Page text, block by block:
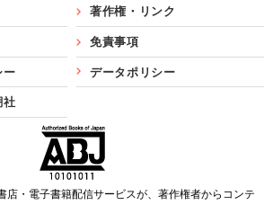
著作権・リンク
免責事項
ー データポリシー
社
店・電子書籍配信サービスが、著作権者からコンテ